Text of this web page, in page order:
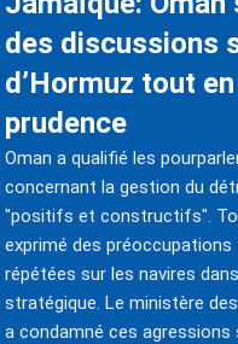
des discussions
d’Hormuz tout
prudence
Oman a qualifié les
concernant la gestion du
"positifs et constructifs".
exprimé des
répétées sur les navires
stratégique. Le ministère
a condamné ces agressions